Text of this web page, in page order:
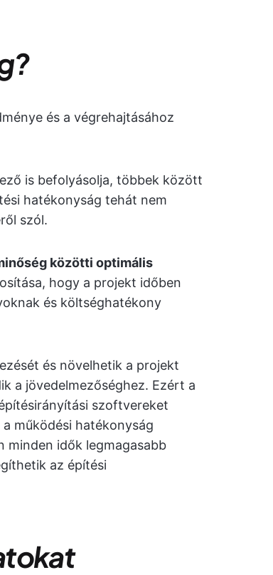
és a végrehajtásához
is befolyásolja, többek között
hatékonyság tehát nem
szól.
közötti optimális
hogy a projekt időben
és költséghatékony
és növelhetik a projekt
a jövedelmezőséghez. Ezért a
szoftvereket
működési hatékonyság
minden idők legmagasabb
az építési